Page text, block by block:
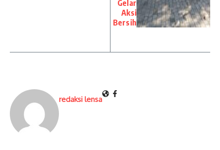
Gelar
Aksi
Bersih
redaksi lensa